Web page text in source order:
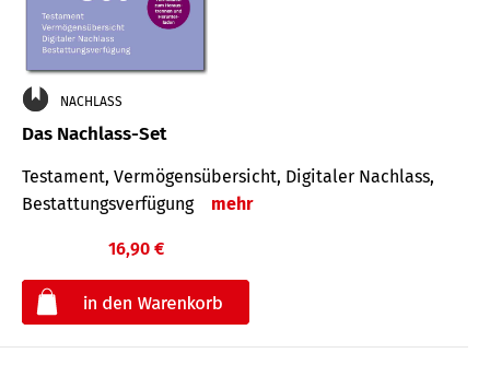
NACHLASS
Das Nachlass-Set
Testament, Vermögens­übersicht, Digitaler Nach­lass,
Bestat­tungs­ver­fügung
mehr
16,90 €